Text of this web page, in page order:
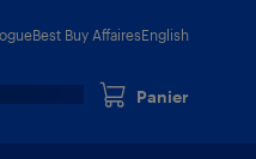
Best Buy AffairesEnglish
Panier